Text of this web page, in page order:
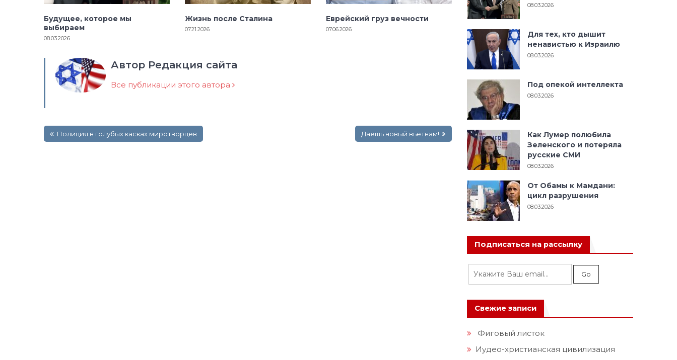
Будущее, которое мы
выбираем
08.03.2026
Жизнь после Сталина
07.21.2026
Еврейский груз вечности
07.06.2026
Автор Редакция сайта
Все публикации этого автора
по Полиция в голубых касках миротворцев Даешь новый вьетнам!
08.03.2026
Для тех, кто дышит
ненавистью к Израилю
08.03.2026
Под опекой интеллекта
08.03.2026
Как Лумер полюбила
Зеленского и потеряла
русские СМИ
08.03.2026
От Обамы к Мамдани:
цикл разрушения
08.03.2026
Подписаться на рассылку
Свежие записи
Фиговый листок
Иудео-христианская цивилизация